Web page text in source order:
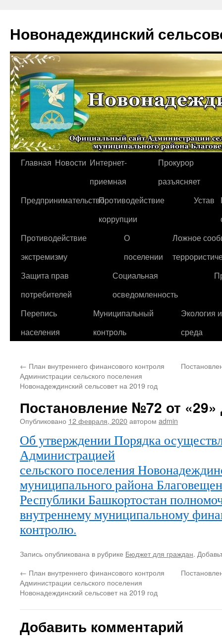
Новонадеждинский
Перейти
содержимому
Главная Новости Интернет-
приемная
Прокурор
разъясняет
ПредпринимательствоПротиводействие
коррупции
Устав
Противодействие
экстремизму
О
поселении
Ложное
Защита прав
потребителей
Социальная
осведомленность
Перепись
населения
Муниципальный
контроль
Экология
среда
← План внутреннего финансового контроля
Администрации сельского поселения
Новонадеждинский сельсовет на 2019 год
Постановление №72 от «29»
Опубликовано 12 февраля, 2020автором admin
Об утверждении Порядка
Администрацией
сельского поселения
муниципального района
Республики Башкортостан
внутреннему муниципальному
контролю.
Запись опубликована в рубрике Бюджет для граждан.
← План внутреннего финансового контроля
Администрации сельского поселения
Новонадеждинский сельсовет на 2019 год
Добавить комментарий